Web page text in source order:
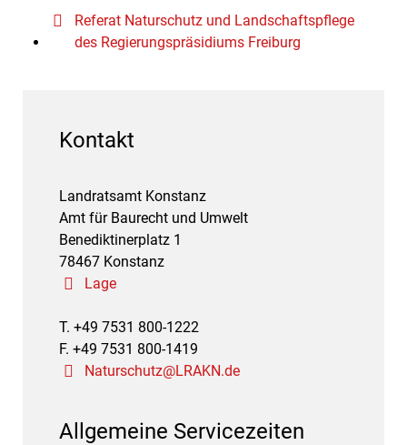
Referat Naturschutz und Landschaftspflege
des Regierungspräsidiums Freiburg
Kontakt
Landratsamt Konstanz
Amt für Baurecht und Umwelt
Benediktinerplatz 1
78467 Konstanz
Lage
T. +49 7531 800-1222
F. +49 7531 800-1419
Naturschutz@LRAKN.de
Allgemeine Servicezeiten